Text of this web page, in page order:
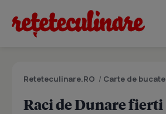
Reteteculinare.RO / Carte de bucate
Raci de Dunare fierti